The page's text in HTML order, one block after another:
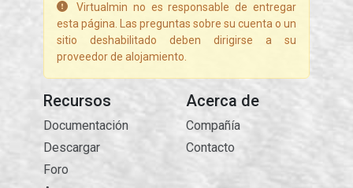
Virtualmin no es responsable de entregar
esta página. Las preguntas sobre su cuenta o un
sitio deshabilitado deben dirigirse a su
proveedor de alojamiento.
Recursos
Documentación
Descargar
Foro
Acerca de
Compañía
Contacto